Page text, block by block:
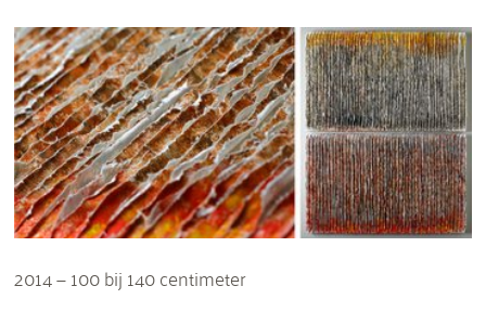
2014 — 100 bij 140 centimeter